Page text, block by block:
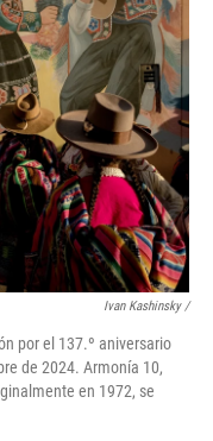
Ivan Kashinsky/
por el 137.º aniversario
de 2024. Armonía 10,
en 1972, se